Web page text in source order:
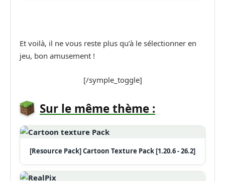
Et voilà, il ne vous reste plus qu’à le sélectionner en
jeu, bon amusement !
[/symple_toggle]
Sur le même thème :
[Resource Pack] Cartoon Texture Pack [1.20.6 - 26.2]